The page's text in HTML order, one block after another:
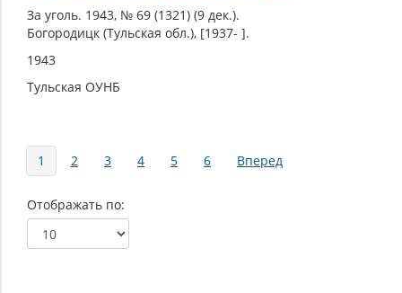
За уголь. 1943, № 69 (1321) (9 дек.).
Богородицк (Тульская обл.), [1937- ].
1943
Тульская ОУНБ
Страницы
1 2 3 4 5 6 Вперед
Отображать по